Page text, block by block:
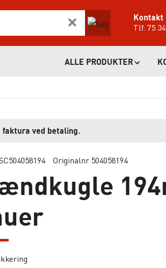
Kontakt
Tlf:75
ALLE PRODUKTER
faktura ved betaling.
Originalnr 504058194